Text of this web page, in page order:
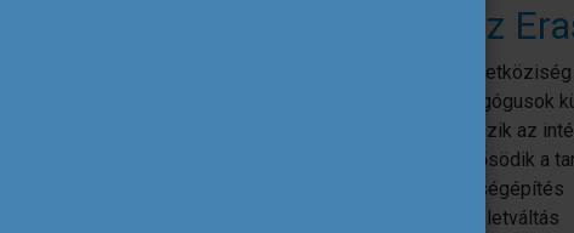
8 érv az
A
A pedagógusok
Növekszik az
Megerősödik a
Közösségépítés
Szemléletváltás